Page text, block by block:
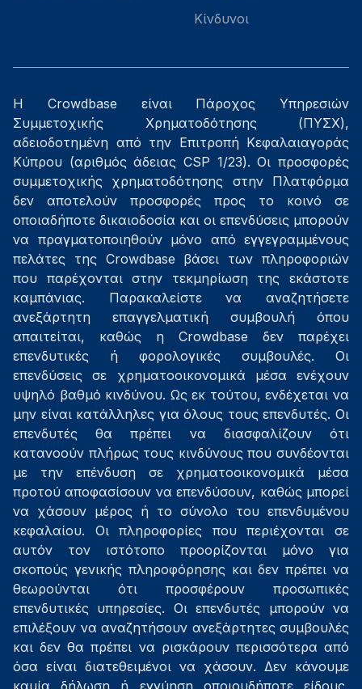
Κίνδυνοι
Η Crowdbase είναι Πάροχος Υπηρεσιών
Συμμετοχικής Χρηματοδότησης (ΠΥΣΧ),
αδειοδοτημένη από την Επιτροπή Κεφαλαιαγοράς
Κύπρου (αριθμός άδειας CSP 1/23). Οι προσφορές
συμμετοχικής χρηματοδότησης στην Πλατφόρμα
δεν αποτελούν προσφορές προς το κοινό σε
οποιαδήποτε δικαιοδοσία και οι επενδύσεις μπορούν
να πραγματοποιηθούν μόνο από εγγεγραμμένους
πελάτες της Crowdbase βάσει των πληροφοριών
που παρέχονται στην τεκμηρίωση της εκάστοτε
καμπάνιας. Παρακαλείστε να αναζητήσετε
ανεξάρτητη επαγγελματική συμβουλή όπου
απαιτείται, καθώς η Crowdbase δεν παρέχει
επενδυτικές ή φορολογικές συμβουλές. Οι
επενδύσεις σε χρηματοοικονομικά μέσα ενέχουν
υψηλό βαθμό κινδύνου. Ως εκ τούτου, ενδέχεται να
μην είναι κατάλληλες για όλους τους επενδυτές. Οι
επενδυτές θα πρέπει να διασφαλίζουν ότι
κατανοούν πλήρως τους κινδύνους που συνδέονται
με την επένδυση σε χρηματοοικονομικά μέσα
προτού αποφασίσουν να επενδύσουν, καθώς μπορεί
να χάσουν μέρος ή το σύνολο του επενδυμένου
κεφαλαίου. Οι πληροφορίες που περιέχονται σε
αυτόν τον ιστότοπο προορίζονται μόνο για
σκοπούς γενικής πληροφόρησης και δεν πρέπει να
θεωρούνται ότι προσφέρουν προσωπικές
επενδυτικές υπηρεσίες. Οι επενδυτές μπορούν να
επιλέξουν να αναζητήσουν ανεξάρτητες συμβουλές
και δεν θα πρέπει να ρισκάρουν περισσότερα από
όσα είναι διατεθειμένοι να χάσουν. Δεν κάνουμε
καμία δήλωση ή εγγύηση οποιουδήποτε είδους,